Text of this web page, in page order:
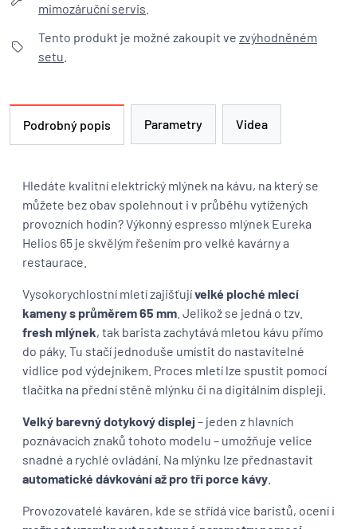
mimozáruční servis
Tento produkt je možné zakoupit ve zvýhodněném
setu
Podrobný popis Parametry Videa
Hledáte kvalitní elektrický mlýnek na kávu, na který se
můžete bez obav spolehnout i v průběhu vytížených
provozních hodin? Výkonný espresso mlýnek Eureka
Helios 65 je skvělým řešením pro velké kavárny a
restaurace.
Vysokorychlostní mletí zajišťujívelké ploché mlecí
kameny s průměrem 65 mm . Jelikož se jedná o tzv.
fresh mlýnek, tak barista zachytává mletou kávu přímo
do páky. Tu stačí jednoduše umístit do nastavitelné
vidlice pod výdejníkem. Proces mletí lze spustit pomocí
tlačítka na přední stěně mlýnku či na digitálním displeji.
Velký barevný dotykový displej– jeden z hlavních
poznávacích znaků tohoto modelu – umožňuje velice
snadné a rychlé ovládání. Na mlýnku lze přednastavit
automatické dávkování až pro tři porce kávy
Provozovatelé kaváren, kde se střídá více baristů, ocení i